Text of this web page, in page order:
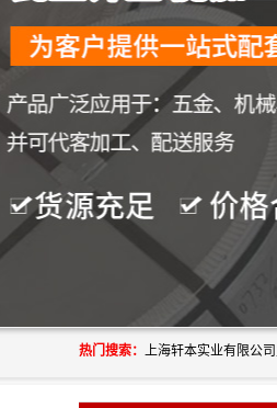
热门搜索：